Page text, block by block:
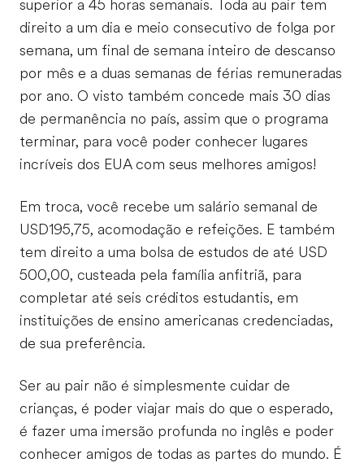
superior a 45 horas semanais. Toda au pair tem
direito a um dia e meio consecutivo de folga por
semana, um final de semana inteiro de descanso
por mês e a duas semanas de férias remuneradas
por ano. O visto também concede mais 30 dias
de permanência no país, assim que o programa
terminar, para você poder conhecer lugares
incríveis dos EUA com seus melhores amigos!
Em troca, você recebe um salário semanal de
USD195,75, acomodação e refeições. E também
tem direito a uma bolsa de estudos de até USD
500,00, custeada pela família anfitriã, para
completar até seis créditos estudantis, em
instituições de ensino americanas credenciadas,
de sua preferência.
Ser au pair não é simplesmente cuidar de
crianças, é poder viajar mais do que o esperado,
é fazer uma imersão profunda no inglês e poder
conhecer amigos de todas as partes do mundo. É